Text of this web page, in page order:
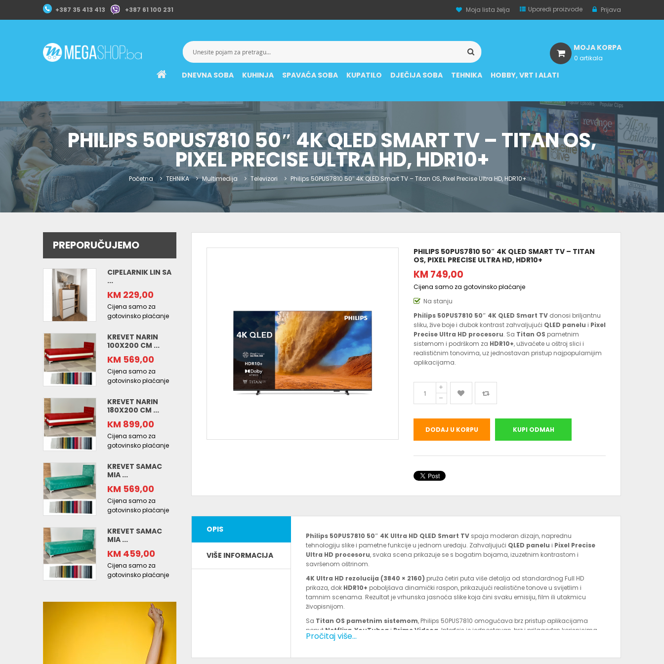
+387 35 413 413 +387 61 100 231 Moja lista želja Uporedi proizvode Prijava
DNEVNA SOBA KUHINJA SPAVAĆA SOBA KUPATILO DJEČIJA SOBA TEHNIKA HOBBY, VRT I ALATI
MOJA KORPA
0 artikala
PHILIPS 50PUS7810 50″ 4K QLED SMART TV – TITAN OS,
PIXEL PRECISE ULTRA HD, HDR10+
Početna TEHNIKA Multimedija Televizori Philips 50PUS7810 50″ 4K QLED Smart TV – Titan OS, Pixel Precise Ultra HD, HDR10+
PHILIPS 50PUS7810 50″ 4K QLED SMART TV – TITAN
OS, PIXEL PRECISE ULTRA HD, HDR10+
KM 749,00
Cijena samo za gotovinsko plaćanje
Na stanju
Philips 50PUS7810 50″ 4K QLED Smart TV donosi briljantnu
sliku, žive boje i dubok kontrast zahvaljujući QLED panelu i Pixel
Precise Ultra HD procesoru. Sa Titan OS pametnim
sistemom i podrškom za HDR10+, uživaćete u oštroj slici i
realističnim tonovima, uz jednostavan pristup najpopularnijim
aplikacijama.
DODAJ U KORPU KUPI ODMAH
OPIS
VIŠE INFORMACIJA
Philips 50PUS7810 50″ 4K Ultra HD QLED Smart TV spaja moderan dizajn, naprednu
tehnologiju slike i pametne funkcije u jednom uređaju. Zahvaljujući QLED panelu i Pixel Precise
Ultra HD procesoru, svaka scena prikazuje se s bogatim bojama, izuzetnim kontrastom i
savršenom oštrinom.
4K Ultra HD rezolucija (3840 × 2160) pruža četiri puta više detalja od standardnog Full HD
prikaza, dok HDR10+ poboljšava dinamički raspon, prikazujući realistične tonove u svijetlim i
tamnim scenama. Rezultat je vrhunska jasnoća slike koja čini svaku emisiju, film ili utakmicu
živopisnijom.
Sa Titan OS pametnim sistemom, Philips 50PUS7810 omogućava brz pristup aplikacijama
poput Netflixa YouTubea i Prime Videoa . Interfejs je jednostavan, brz i prilagođen korisnicima,
dokHDMI 2.1konekcije garantuju kompatibilnost sa savremenim konzolama i uređajima.
Pročitaj više...
PREPORUČUJEMO
CIPELARNIK LIN SA
...
KM 229,00
Cijena samo za
gotovinsko plaćanje
KREVET NARIN
100X200 CM ...
KM 569,00
Cijena samo za
gotovinsko plaćanje
KREVET NARIN
180X200 CM ...
KM 899,00
Cijena samo za
gotovinsko plaćanje
KREVET SAMAC
MIA ...
KM 569,00
Cijena samo za
gotovinsko plaćanje
KREVET SAMAC
MIA ...
KM 459,00
Cijena samo za
gotovinsko plaćanje